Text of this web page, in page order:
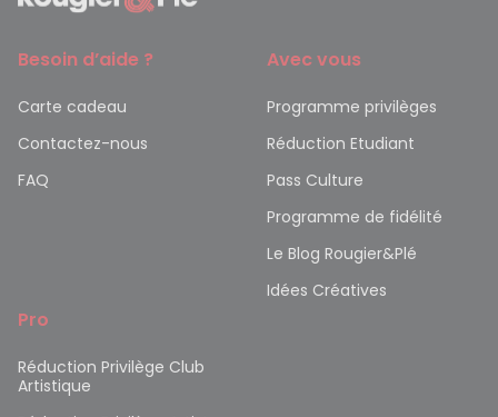
Besoin d’aide ?
Carte cadeau
Contactez-nous
FAQ
Avec vous
Programme privilèges
Réduction Etudiant
Pass Culture
Programme de fidélité
Le Blog Rougier&Plé
Idées Créatives
Pro
Réduction Privilège Club
Artistique